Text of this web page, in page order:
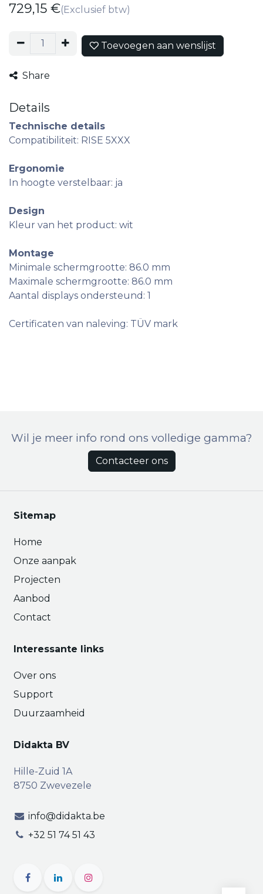
729,15 €(Exclusief btw)
Toevoegen aan wenslijst
Share
Details
Technische details
Compatibiliteit: RISE 5XXX
Ergonomie
In hoogte verstelbaar: ja
Design
Kleur van het product: wit
Montage
Minimale schermgrootte: 86.0 mm
Maximale schermgrootte: 86.0 mm
Aantal displays ondersteund: 1
Certificaten van naleving: TÜV mark
Wil je meer info rond ons volledige gamma?
Contacteer ons
Sitemap
Home
Onze aanpak
Projecten
Aanbod
Contact
Interessante links
Over ons
Support
Duurzaamheid
Didakta BV
Hille-Zuid 1A
8750 Zwevezele
info@didakta.be
+32 51 74 51 43